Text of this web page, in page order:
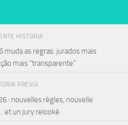
HISTORIA
muda as regras: jurados mais
mais “transparente”
PREVIA
: nouvelles règles, nouvelle
et un jury relooké